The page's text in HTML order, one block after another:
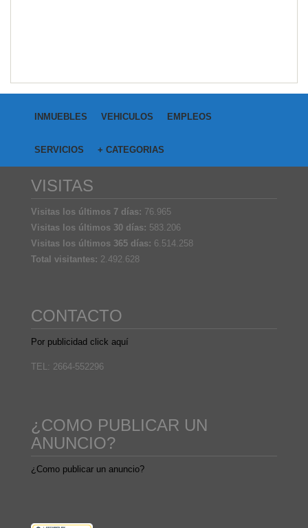
INMUEBLES VEHICULOS EMPLEOS
SERVICIOS + CATEGORIAS
VISITAS
Visitas los últimos 7 días: 76.965
Visitas los últimos 30 días: 583.206
Visitas los últimos 365 días: 6.514.258
Total visitantes: 2.492.628
CONTACTO
Por publicidad click aquí
TEL: 2664-552296
¿COMO PUBLICAR UN
ANUNCIO?
¿Como publicar un anuncio?